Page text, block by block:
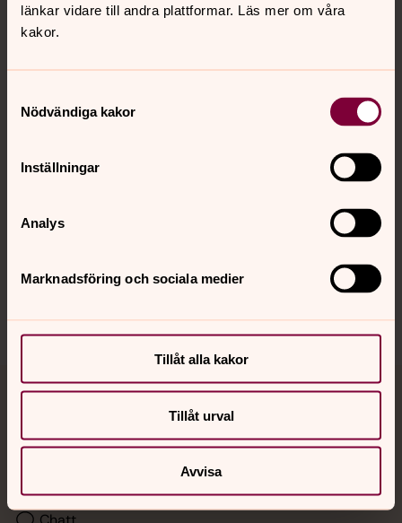
länkar vidare till andra plattformar. Läs mer om våra
kakor.
Nödvändiga kakor
Inställningar
Analys
Marknadsföring och sociala medier
Tillåt alla kakor
Tillåt urval
Avvisa
Kontakt
Jourhavande präst
Akut samtals- och krisstöd. Prata eller chatta anonymt
med en präst på kvällar och nätter.